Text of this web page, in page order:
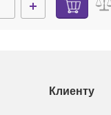
Клиенту